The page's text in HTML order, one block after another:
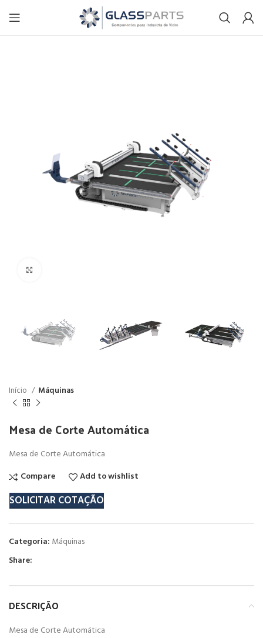
Início Máquinas
Mesa de Corte Automática
Mesa de Corte Automática
Compare
Add to wishlist
SOLICITAR COTAÇÃO
Categoria: Máquinas
Share:
DESCRIÇÃO
Mesa de Corte Automática